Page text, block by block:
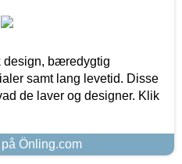
design, bæredygtig
samt lang levetid. Disse
de laver og designer. Klik
Önling.com